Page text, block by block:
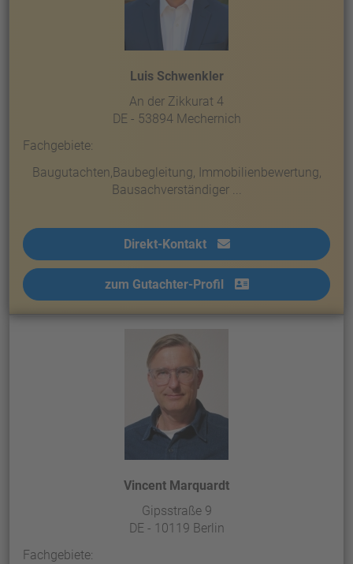
Luis Schwenkler
An der Zikkurat 4
DE - 53894 Mechernich
Fachgebiete:
Baugutachten,Baubegleitung, Immobilienbewertung,
Bausachverständiger ...
Direkt-Kontakt
zum Gutachter-Profil
Vincent Marquardt
Gipsstraße 9
DE - 10119 Berlin
Fachgebiete: